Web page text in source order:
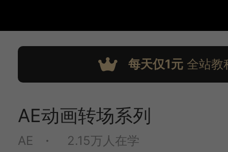
每天仅1元全站教
AE动画转场系列
AE 2.15万人在学